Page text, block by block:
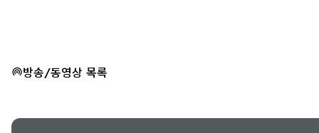
방송/동영상 목록